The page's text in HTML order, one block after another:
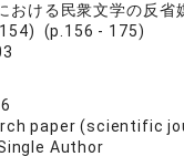
おける民衆文学の反省
(p.156 - 175)
paper (scientific
Author